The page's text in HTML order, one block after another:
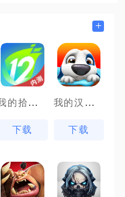
+
我的拾贰世界
下载
我的汉克狗
下载